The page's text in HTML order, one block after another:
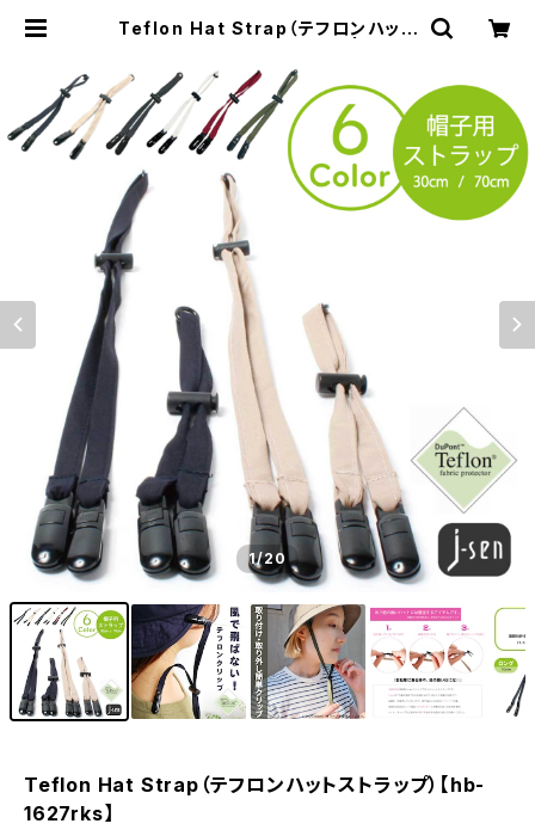
Teflon Hat Strap（テフロンハット
EB MART
1/20
Teflon Hat Strap（テフロンハットストラップ）【hb-
1627rks】